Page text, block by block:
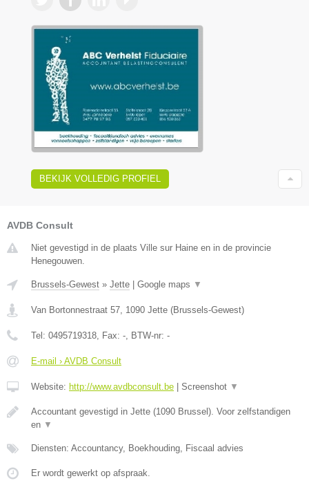
BEKIJK VOLLEDIG PROFIEL
AVDB Consult
Niet gevestigd in de plaats Ville sur Haine en in de provincie
Henegouwen.
Brussels-Gewest » Jette | Google maps ▼
Van Bortonnestraat 57 1090 Jette (Brussels-Gewest)
Tel: 0495719318 , Fax: - , BTW-nr: -
E-mail › AVDB Consult
Website: http://www.avdbconsult.be | Screenshot ▼
Accountant gevestigd in Jette (1090 Brussel). Voor zelfstandigen
en ▼
Diensten: Accountancy, Boekhouding, Fiscaal advies
Er wordt gewerkt op afspraak.